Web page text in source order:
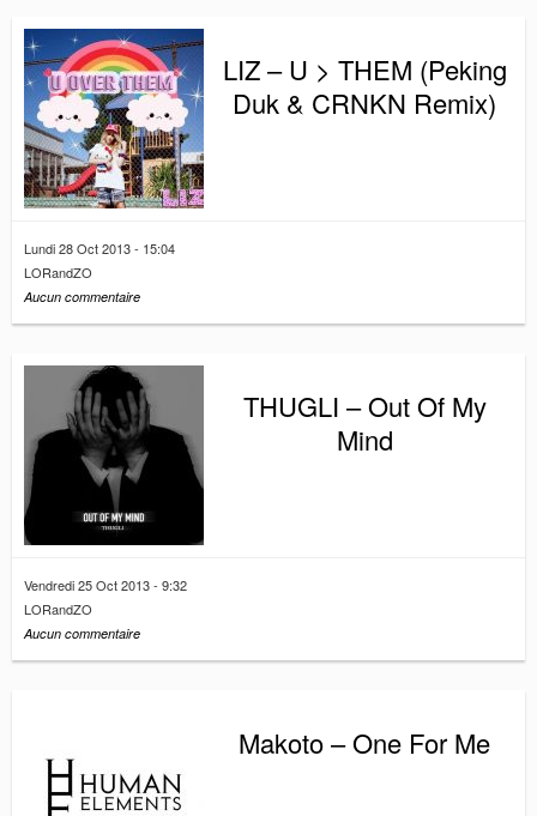
LIZ – U > THEM (Peking
Duk & CRNKN Remix)
Lundi 28 Oct 2013 - 15:04
LORandZO
Aucun commentaire
THUGLI – Out Of My
Mind
Vendredi 25 Oct 2013 - 9:32
LORandZO
Aucun commentaire
Makoto – One For Me